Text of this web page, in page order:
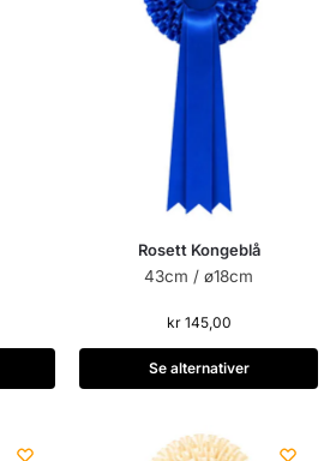
Rosett Kongeblå
43cm / ø18cm
kr145,00
Se alternativer